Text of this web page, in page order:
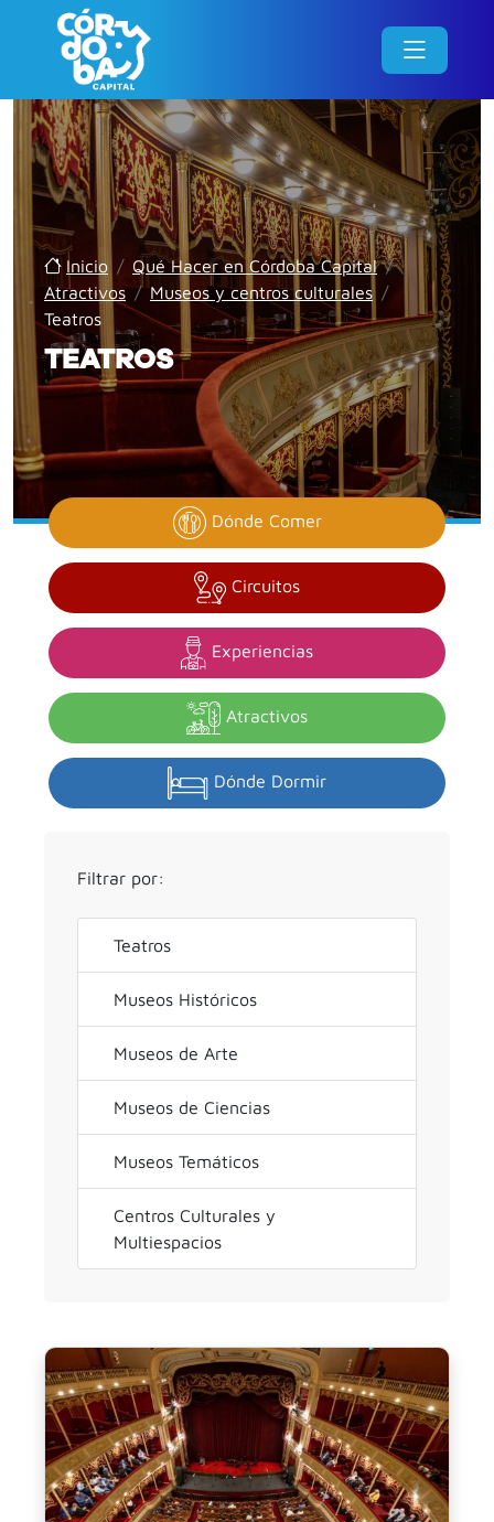
Inicio / Qué Hacer en Córdoba Capital /
Atractivos / Museos y centros culturales /
Teatros
TEATROS
Dónde Comer
Circuitos
Experiencias
Atractivos
Dónde Dormir
Filtrar por:
Teatros
Museos Históricos
Museos de Arte
Museos de Ciencias
Museos Temáticos
Centros Culturales y
Multiespacios